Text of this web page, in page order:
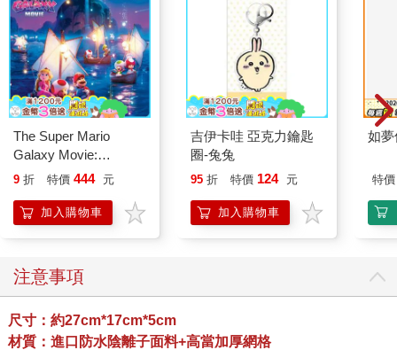
The Super Mario
Galaxy Movie:
Peach`s Birthday
Mario Galaxy Movie
Storybook
9 折 特價 444 元
加入購物車
吉伊卡哇 亞克力鑰匙
圈-兔兔
95 折 特價 124 元
加入購物車
如
特價
注意事項
尺寸：約27cm*17cm*5cm
材質：進口防水陰離子面料+高當加厚網格